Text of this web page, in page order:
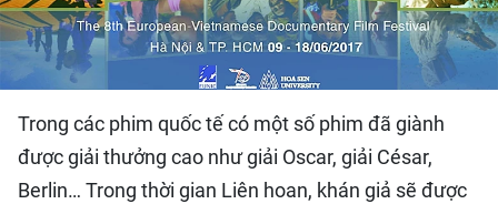
Trong các phim quốc tế có một số phim đã giành
được giải thưởng cao như giải Oscar, giải César,
Berlin… Trong thời gian Liên hoan, khán giả sẽ được